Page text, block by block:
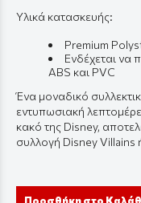
Υλικά κατασκευής:
Premium
Ενδέχεται να
ABS και PVC
Ένα μοναδικό
εντυπωσιακή
κακό της Disney,
συλλογή Disney Villains